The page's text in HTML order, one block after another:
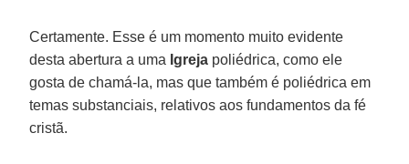
Certamente. Esse é um momento muito evidente
desta abertura a uma Igreja poliédrica, como ele
gosta de chamá-la, mas que também é poliédrica em
temas substanciais, relativos aos fundamentos da fé
cristã.